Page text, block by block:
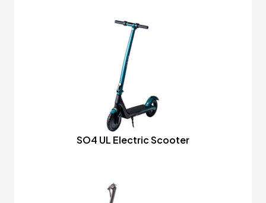
SO4 UL Electric Scooter